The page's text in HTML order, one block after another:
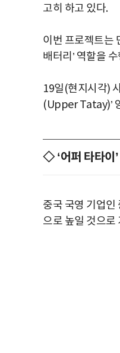
고히 하고 있다.
이번 프로젝트는
배터리’ 역할을
19일(현지시각)
(Upper Tatay)’
◇ ‘어퍼 타타이
중국 국영 기업인
으로 높일 것으로